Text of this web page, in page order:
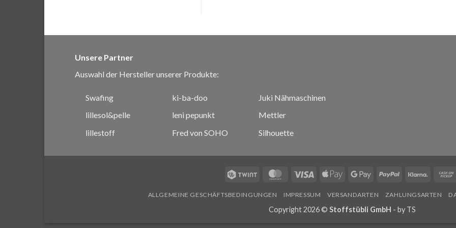
Unsere Partner
Auswahl der Hersteller unserer Produkte:
Swafing
lillesol&pelle
lillestoff
ki-ba-doo
leni pepunkt
Fred von SOHO
Juki Nähmaschinen
Mettler
Silhouette
Twint MasterCard
Visa
Apple
Google PayPal Klarna
ALLGEMEINE GESCHÄFTSBEDINGUNGEN IMPRESSUM VERSANDARTEN ZAHLUNGSARTEN
Copyright 2026 © Stoffstübli GmbH - by TS